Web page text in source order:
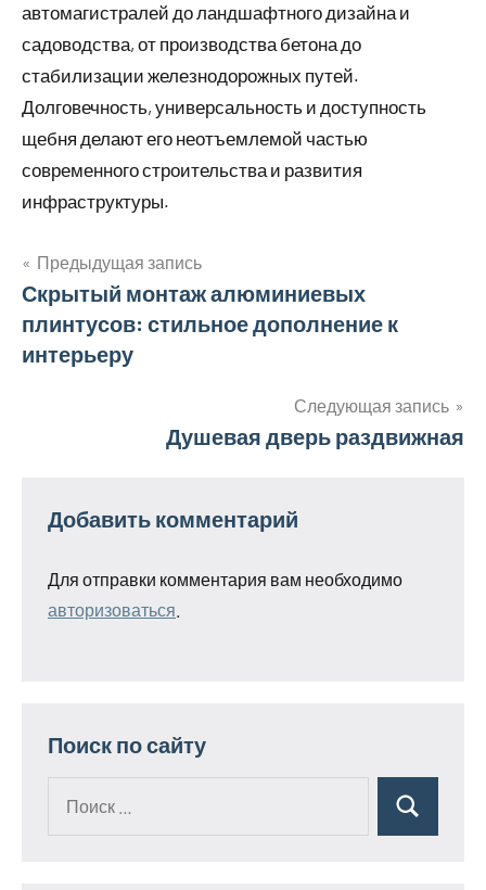
автомагистралей до ландшафтного дизайна и
садоводства, от производства бетона до
стабилизации железнодорожных путей.
Долговечность, универсальность и доступность
щебня делают его неотъемлемой частью
современного строительства и развития
инфраструктуры.
Навигация
по
Предыдущая запись
Скрытый монтаж алюминиевых
плинтусов: стильное дополнение к
интерьеру
Следующая запись
Душевая дверь раздвижная
Добавить комментарий
Для отправки комментария вам необходимо
авторизоваться
Поиск по сайту
Поиск